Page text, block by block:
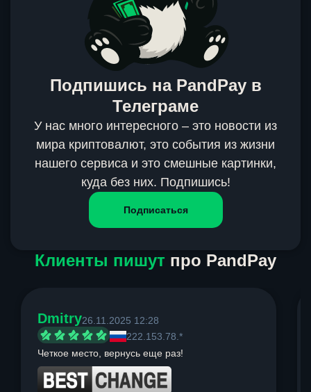
Подпишись на PandPay в
Телеграме
У нас много интересного – это новости из
мира криптовалют, это события из жизни
нашего сервиса и это смешные картинки,
куда без них. Подпишись!
Подписаться
Клиенты пишут про PandPay
Dmitry26.11.2025 12:28
222.153.78.*
Четкое место, вернусь еще раз!